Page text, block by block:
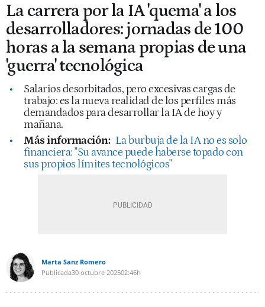
La carrera por la IA 'quema' a los
desarrolladores: jornadas de 100
horas a la semana propias de una
'guerra' tecnológica
Salarios desorbitados, pero excesivas cargas de
trabajo: es la nueva realidad de los perfiles más
demandados para desarrollar la IA de hoy y
mañana.
Más información: La burbuja de la IA no es solo
financiera: "Su avance puede haberse topado con
sus propios límites tecnológicos"
Marta Sanz Romero
Publicada30 octubre 202502:46h